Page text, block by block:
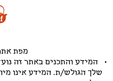
מפת
המידע והתכנים באתר זה
שלך הגולש/ת. המידע אינו